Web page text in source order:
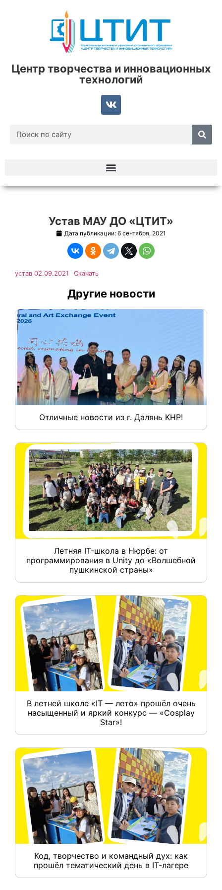
Центр творчества и инновационных
технологий
Устав МАУ ДО «ЦТИТ»
Дата публикации: 6 сентября, 2021
устав 02.09.2021 Скачать
Другие новости
Отличные новости из г. Далянь КНР!
Летняя IT-школа в Нюрбе: от
программирования в Unity до «Волшебной
пушкинской страны»
В летней школе «IT — лето» прошёл очень
насыщенный и яркий конкурс — «Cosplay
Star»!
Код, творчество и командный дух: как
прошёл тематический день в IT-лагере